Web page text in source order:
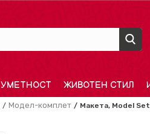
УМЕТНОСТ ЖИВОТЕН СТИЛ
Модел-комплет Макета, Model